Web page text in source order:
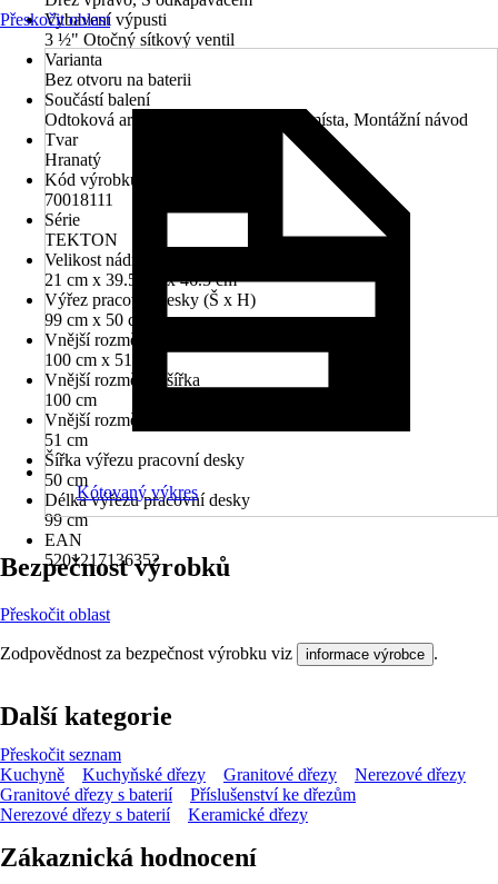
Vybavení výpusti
3 ½" Otočný sítkový ventil
Varianta
Bez otvoru na baterii
Součástí balení
Odtoková armatura, sifon pro úsporu místa, Montážní návod
Tvar
Hranatý
Kód výrobku
70018111
Série
TEKTON
Velikost nádrže (VxŠxH)
21 cm x 39.5 cm x 46.5 cm
Výřez pracovní desky (Š x H)
99 cm x 50 cm
Vnější rozměr (ŠxH)
100 cm x 51 cm
Vnější rozměry - šířka
100 cm
Vnější rozměr - hloubka
51 cm
Šířka výřezu pracovní desky
50 cm
Délka výřezu pracovní desky
99 cm
EAN
5201217136352
Přeskočit oblast
Kótovaný výkres
Bezpečnost výrobků
Přeskočit oblast
Zodpovědnost za bezpečnost výrobku viz informace výrobce .
Další kategorie
Přeskočit seznam
Kuchyně
Kuchyňské dřezy Granitové dřezy
Nerezové dřezy
Granitové dřezy s baterií
Příslušenství ke dřezům
Nerezové dřezy s baterií
Keramické dřezy
Zákaznická hodnocení